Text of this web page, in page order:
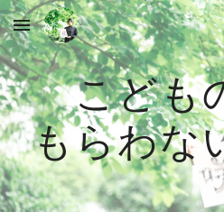
Skip to main content
こども
もらわな